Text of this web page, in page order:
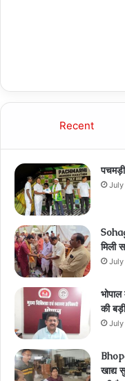
Recent
मिली
July
की
खाद्य